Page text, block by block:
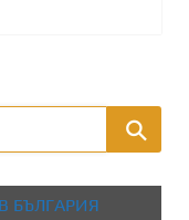
БЪЛГАРИЯ